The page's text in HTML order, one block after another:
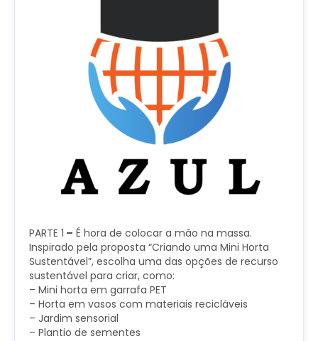
PARTE 1 – É hora de colocar a mão na massa.
Inspirado pela proposta “Criando uma Mini Horta
Sustentável”, escolha uma das opções de recurso
sustentável para criar, como:
– Mini horta em garrafa PET
– Horta em vasos com materiais recicláveis
– Jardim sensorial
– Plantio de sementes